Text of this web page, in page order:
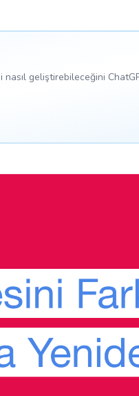
geliştirebileceğini